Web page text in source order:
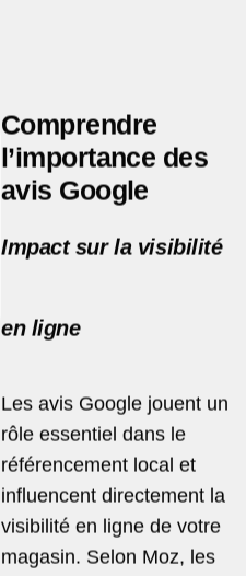
Comprendre
l’importance des
avis Google
Impact sur la visibilité
en ligne
Les avis Google jouent un
rôle essentiel dans le
référencement local et
influencent directement la
visibilité en ligne de votre
magasin. Selon Moz, les